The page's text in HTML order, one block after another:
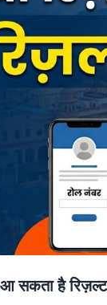
आ सकता है